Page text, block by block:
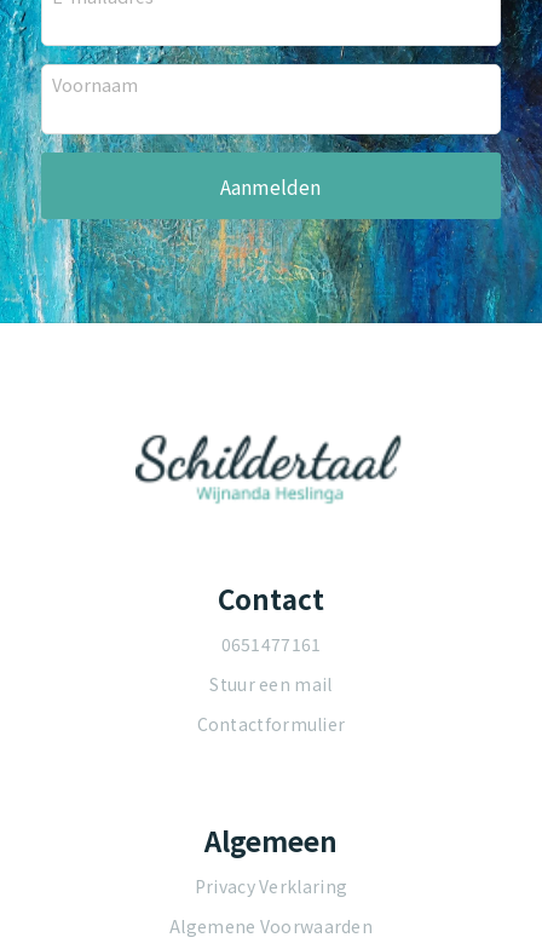
Voornaam
Contact
0651477161
Stuur een mail
Contactformulier
Algemeen
Privacy Verklaring
Algemene Voorwaarden